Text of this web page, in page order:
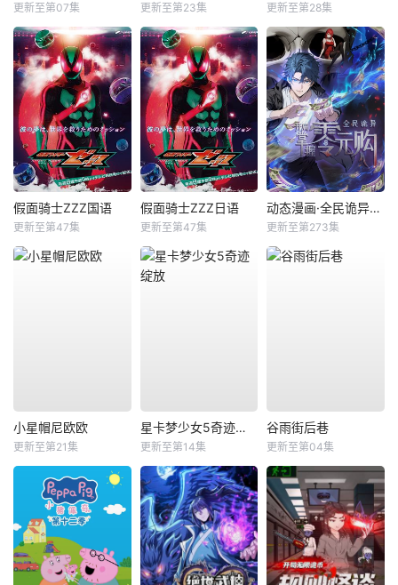
更新至第07集 更新至第23集 更新至第28集
假面骑士ZZZ国语
更新至第47集
假面骑士ZZZ日语
更新至第47集
动态漫画·全民诡异：开局掌握零元购
更新至第273集
小星帽尼欧欧
更新至第21集
星卡梦少女5奇迹绽放
更新至第14集
谷雨街后巷
更新至第04集